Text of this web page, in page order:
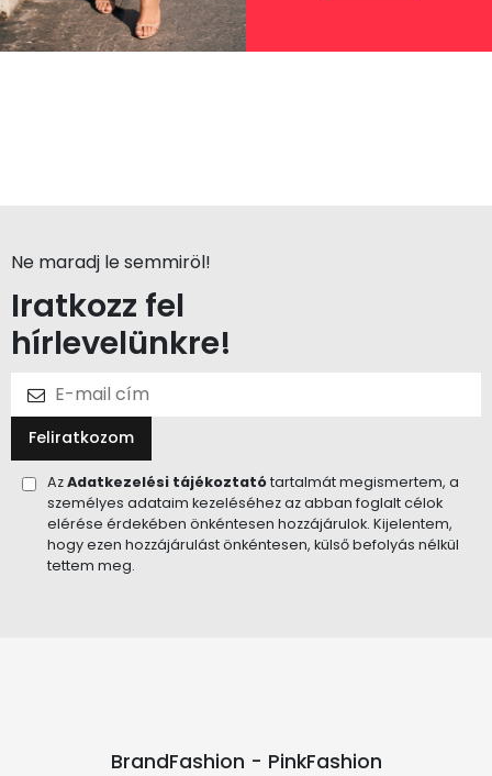
Ne maradj le semmiröl!
Iratkozz fel
hírlevelünkre!
Feliratkozom
AzAdatkezelési tájékoztatótartalmát megismertem, a
személyes adataim kezeléséhez az abban foglalt célok
elérése érdekében önkéntesen hozzájárulok. Kijelentem,
hogy ezen hozzájárulást önkéntesen, külső befolyás nélkül
tettem meg.
BrandFashion - PinkFashion